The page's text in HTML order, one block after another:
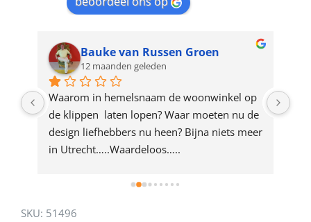
product
Bauke van Russen Groen
12 maanden geleden
Waarom in hemelsnaam de woonwinkel op
de klippen  laten lopen? Waar moeten nu de
design liefhebbers nu heen? Bijna niets meer
in Utrecht…..Waardeloos…..
SKU: 51496